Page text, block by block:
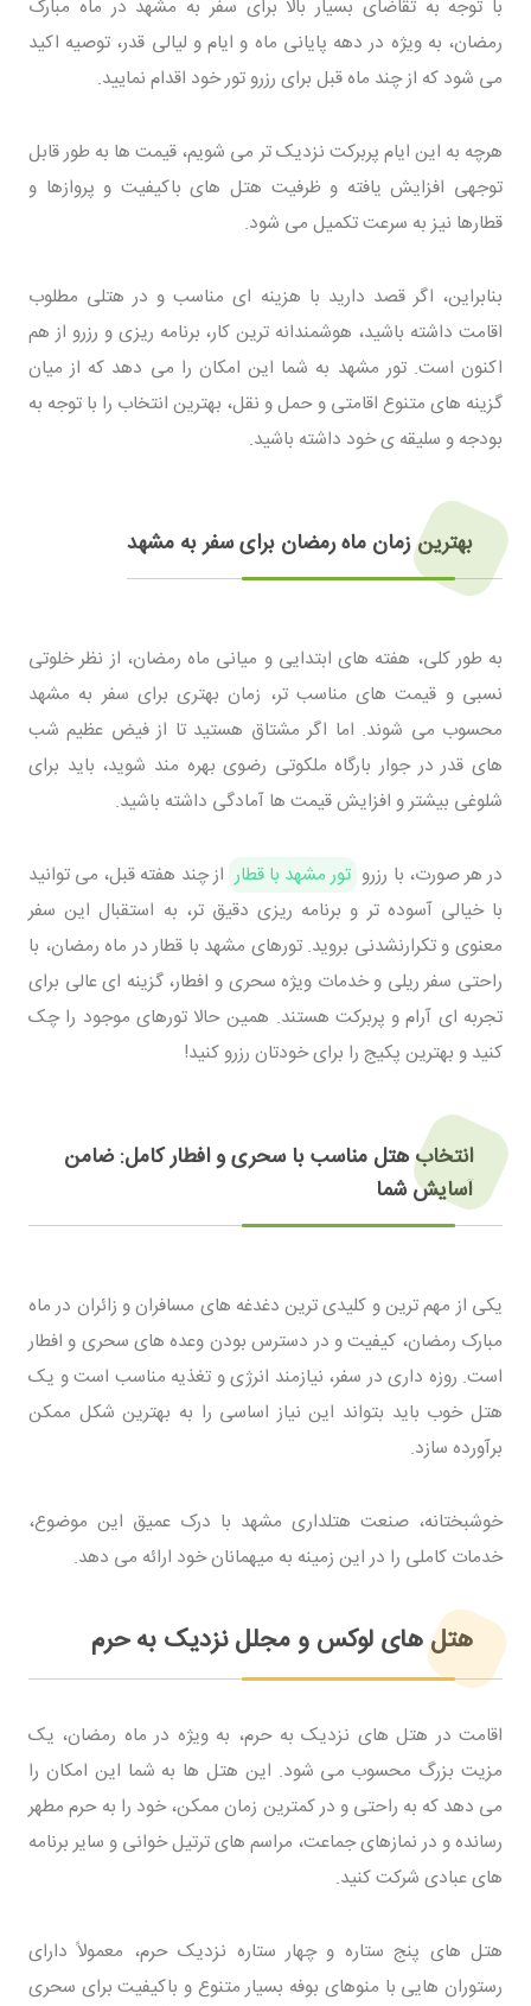
با توجه به تقاضای بسیار بالا برای سفر به مشهد در ماه مبارک
رمضان، به ویژه در دهه پایانی ماه و ایام و لیالی قدر، توصیه اکید
می شود که از چند ماه قبل برای رزرو تور خود اقدام نمایید.
هرچه به این ایام پربرکت نزدیک تر می شویم، قیمت ها به طور قابل
توجهی افزایش یافته و ظرفیت هتل های باکیفیت و پروازها و
قطارها نیز به سرعت تکمیل می شود.
بنابراین، اگر قصد دارید با هزینه ای مناسب و در هتلی مطلوب
اقامت داشته باشید، هوشمندانه ترین کار، برنامه ریزی و رزرو از هم
اکنون است. تور مشهد به شما این امکان را می دهد که از میان
گزینه های متنوع اقامتی و حمل و نقل، بهترین انتخاب را با توجه به
بودجه و سلیقه ی خود داشته باشید.
بهترین زمان ماه رمضان برای سفر به مشهد
به طور کلی، هفته های ابتدایی و میانی ماه رمضان، از نظر خلوتی
نسبی و قیمت های مناسب تر، زمان بهتری برای سفر به مشهد
محسوب می شوند. اما اگر مشتاق هستید تا از فیض عظیم شب
های قدر در جوار بارگاه ملکوتی رضوی بهره مند شوید، باید برای
شلوغی بیشتر و افزایش قیمت ها آمادگی داشته باشید.
در هر صورت، با رزرو تور مشهد با قطار از چند هفته قبل، می توانید
با خیالی آسوده تر و برنامه ریزی دقیق تر، به استقبال این سفر
معنوی و تکرارنشدنی بروید. تورهای مشهد با قطار در ماه رمضان، با
راحتی سفر ریلی و خدمات ویژه سحری و افطار، گزینه ای عالی برای
تجربه ای آرام و پربرکت هستند. همین حالا تورهای موجود را چک
کنید و بهترین پکیج را برای خودتان رزرو کنید!
انتخاب هتل مناسب با سحری و افطار کامل: ضامن
آسایش شما
یکی از مهم ترین و کلیدی ترین دغدغه های مسافران و زائران در ماه
مبارک رمضان، کیفیت و در دسترس بودن وعده های سحری و افطار
است. روزه داری در سفر، نیازمند انرژی و تغذیه مناسب است و یک
هتل خوب باید بتواند این نیاز اساسی را به بهترین شکل ممکن
برآورده سازد.
خوشبختانه، صنعت هتلداری مشهد با درک عمیق این موضوع،
خدمات کاملی را در این زمینه به میهمانان خود ارائه می دهد.
هتل های لوکس و مجلل نزدیک به حرم
اقامت در هتل های نزدیک به حرم، به ویژه در ماه رمضان، یک
مزیت بزرگ محسوب می شود. این هتل ها به شما این امکان را
می دهد که به راحتی و در کمترین زمان ممکن، خود را به حرم مطهر
رسانده و در نمازهای جماعت، مراسم های ترتیل خوانی و سایر برنامه
های عبادی شرکت کنید.
هتل های پنج ستاره و چهار ستاره نزدیک حرم، معمولاً دارای
رستوران هایی با منوهای بوفه بسیار متنوع و باکیفیت برای سحری